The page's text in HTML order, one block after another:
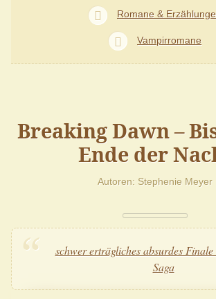
Romane &
Vampirromane
Breaking Dawn –
Ende der
Autoren Stephenie Meyer
schwer erträgliches absurdes
Saga